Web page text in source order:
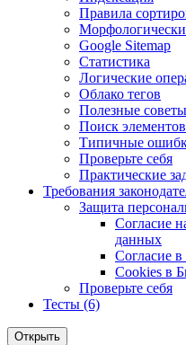
Правила
Google Sitemap
Статистика
Логические
Облако тегов
Полезные советы
Поиск
Типичные
Проверьте себя
Практические
Требования
Защита
Согласие
данных
Согласие
Cookies в
Проверьте себя
Тесты (6)
Открыть